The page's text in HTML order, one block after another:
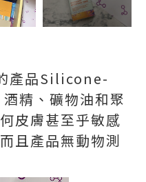
產品Silicone-
精、礦物油和聚
皮膚甚至乎敏感
且產品無動物測